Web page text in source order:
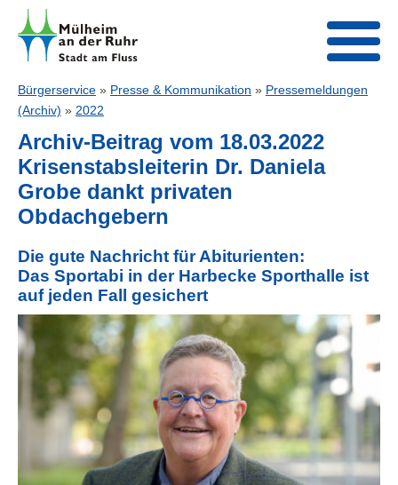
Bürgerservice » Presse & Kommunikation » Pressemeldungen
(Archiv) » 2022
Archiv-Beitrag vom 18.03.2022
Krisenstabsleiterin Dr. Daniela
Grobe dankt privaten
Obdachgebern
Die gute Nachricht für Abiturienten:
Das Sportabi in der Harbecke Sporthalle ist
auf jeden Fall gesichert